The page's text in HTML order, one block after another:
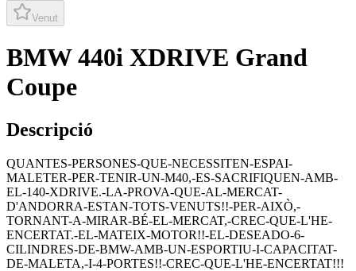
Venut
BMW 440i XDRIVE Grand
Coupe
Descripció
QUANTES-PERSONES-QUE-NECESSITEN-ESPAI-
MALETER-PER-TENIR-UN-M40,-ES-SACRIFIQUEN-AMB-
EL-140-XDRIVE.-LA-PROVA-QUE-AL-MERCAT-
D'ANDORRA-ESTAN-TOTS-VENUTS!!-PER-AIXÒ,-
TORNANT-A-MIRAR-BÉ-EL-MERCAT,-CREC-QUE-L'HE-
ENCERTAT.-EL-MATEIX-MOTOR!!-EL-DESEADO-6-
CILINDRES-DE-BMW-AMB-UN-ESPORTIU-I-CAPACITAT-
DE-MALETA,-I-4-PORTES!!-CREC-QUE-L'HE-ENCERTAT!!!